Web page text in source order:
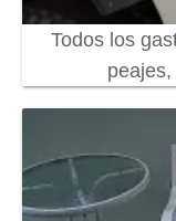
Todos los